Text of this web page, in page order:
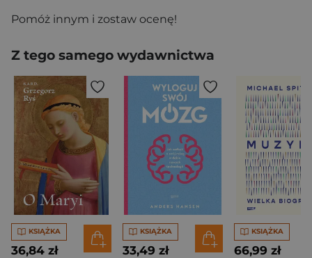
Pomóż innym i zostaw ocenę!
Z tego samego wydawnictwa
KSIĄŻKA
36,84 zł
KSIĄŻKA
33,49 zł
KSIĄŻKA
66,99 zł